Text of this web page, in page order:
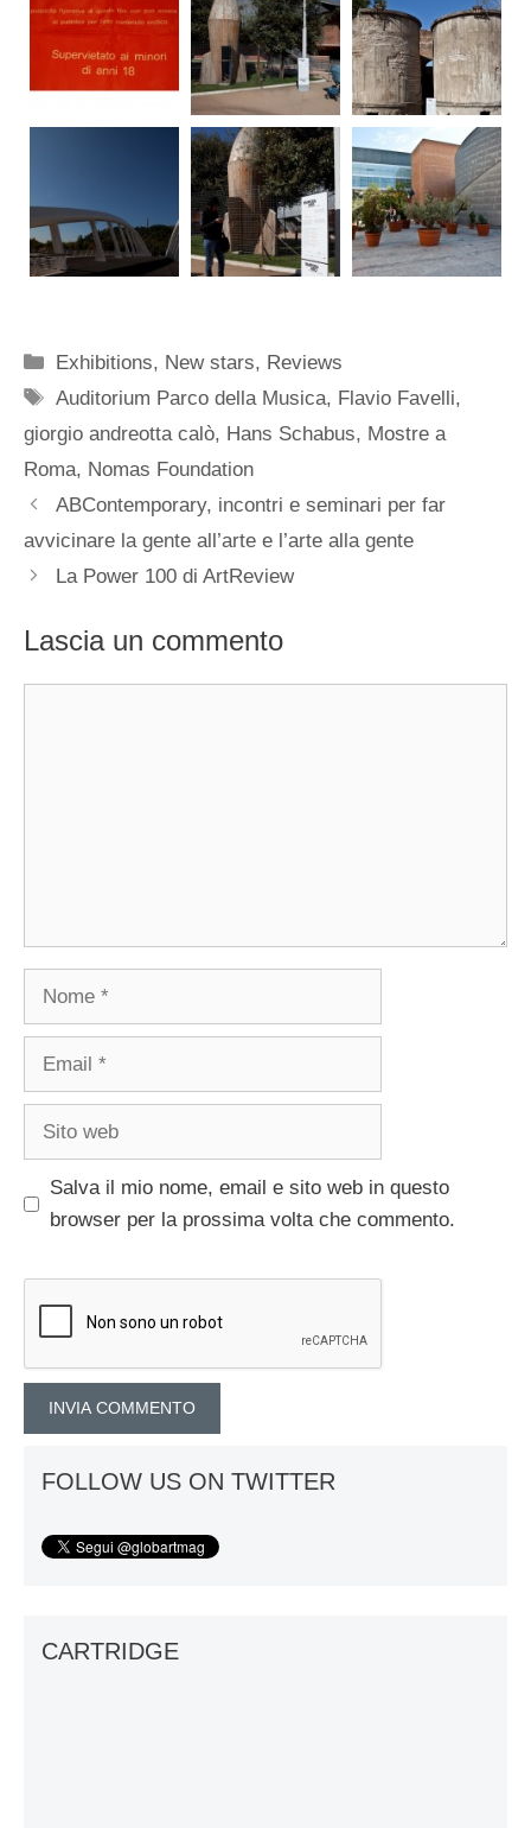
Categorie
Exhibitions, New stars, Reviews
Tag
Auditorium Parco della Musica, Flavio Favelli,
giorgio andreotta calò, Hans Schabus, Mostre a
Roma, Nomas Foundation
ABContemporary, incontri e seminari per far
avvicinare la gente all’arte e l’arte alla gente
La Power 100 di ArtReview
Lascia un commento
Nome
Email
Sito
Salva il mio nome, email e sito web in questo
browser per la prossima volta che commento.
FOLLOW US ON TWITTER
CARTRIDGE